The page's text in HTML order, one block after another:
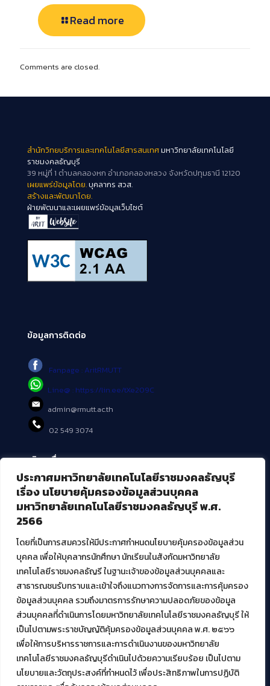
ประกาศมหาวิทยาลัยเทคโนโลยีราชมงคลธัญบุรี
เรื่อง นโยบายคุ้มครองข้อมูลส่วนบุคคล
มหาวิทยาลัยเทคโนโลยีราชมงคลธัญบุรี พ.ศ.
2566
โดยที่เป็นการสมควรให้มีประกาศกำหนดนโยบายคุ้มครองข้อมูลส่วน
บุคคล เพื่อให้บุคลากรนักศึกษา นักเรียนในสังกัดมหาวิทยาลัย
เทคโนโลยีราชมงคลธัญรี ในฐานะเจ้าของข้อมูลส่วนบุคคลและ
สาธารณชนรับทราบและเข้าใจถึงแนวทางการจัดการและการคุ้มครอง
ข้อมูลส่วนบุคคล รวมถึงมาตรการรักษาความปลอดภัยของข้อมูล
ส่วนบุคคลที่ดำเนินการโดยมหาวิทยาลัยเทคโนโลยีราชมงคลธัญบุรี ให้
เป็นไปตามพระราชบัญญัติคุ้มครองข้อมูลส่วนบุคคล พ.ศ. ๒๕๖๖
เพื่อให้การบริหารราชการและการดำเนินงานของมหาวิทยาลัย
เทคโนโลยีราชมงคลธัญบุรีดำเนินไปด้วยความเรียบร้อย เป็นไปตาม
นโยบายและวัตถุประสงค์ที่กำหนดไว้ เพื่อประสิทธิภาพในการปฏิบัติ
Read more
Comments are closed.
สำนักวิทยบริการและเทคโนโลยีสารสนเทศมหาวิทยาลัยเทคโนโลยี
ราชมงคลธัญบุรี
39 หมู่ที่ 1 ตำบลคลองหก อำเภอคลองหลวง จังหวัดปทุมธานี 12120
เผยแพร่ข้อมูลโดย.บุคลากร สวส.
สร้างและพัฒนาโดย.
ฝ่ายพัฒนาและเผยแพร่ข้อมูลเว็บไซต์
ข้อมูลการติดต่อ
Fanpage : AritRMUTT
Line@ : https://lin.ee/tXe209C
admin@rmutt.ac.th
02 549 3074
บริการอื่นๆ ของ สวส.
ศูนย์สื่อดิจิทัล
ศูนย์นวัตกรรมและความรู้
ศูนย์พัฒนาและบริการนวัตกรรมดิจิทัล
สมัยใหม่ (MoSeC)
งานบริการวิชาการให้กับหน่วยงานภายนอก
โครงการส่งเสริมและพัฒนาผู้ประกอบการ SME โดย. มทร.ธัญบุรี
กิจกรรมการเชื่อมโยงเครือข่ายผู้ให้บริการเครื่องจักรกลทางการ
เกษตร ภายใต้โครงการส่งเสริมการรแปรรูปสินค้าเกษตรระดับชุมชน
กรมส่งเสริมอุตสาหกรรม
โครงการยกระดับเศรษฐกิจและสังคมรายตำบลแบบบูรณาการ (1
ตำบล 1 มหาวิทยาลัย)